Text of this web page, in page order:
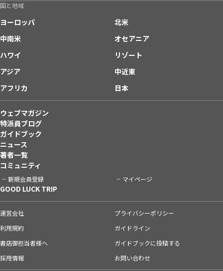
国と地域
ヨーロッパ
北米
中南米
オセアニア
ハワイ
リゾート
アジア
中近東
アフリカ
日本
ウェブマガジン
特派員ブログ
ガイドブック
ニュース
著者一覧
コミュニティ
新規会員登録 マイページ
GOOD LUCK TRIP
運営会社
プライバシーポリシー
利用規約
ガイドライン
書店御担当者様へ
ガイドブックに投稿する
採用情報
お問い合わせ